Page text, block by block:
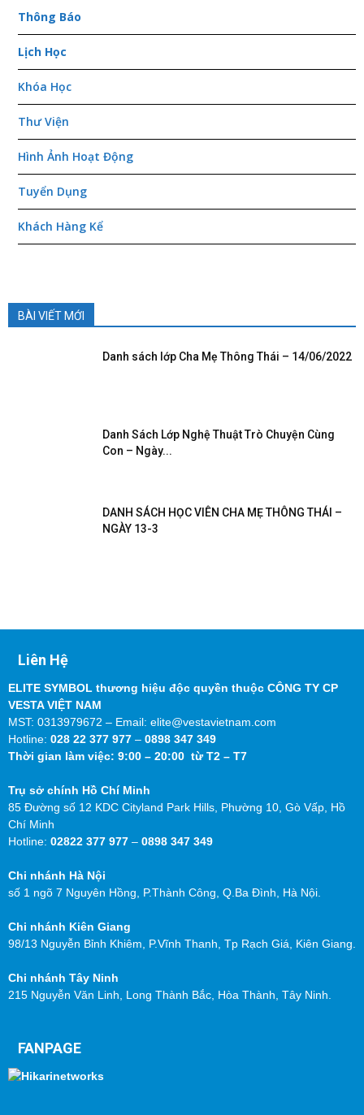
Thông Báo
Lịch Học
Khóa Học
Thư Viện
Hình Ảnh Hoạt Động
Tuyển Dụng
Khách Hàng Kể
BÀI VIẾT MỚI
Danh sách lớp Cha Mẹ Thông Thái – 14/06/2022
Danh Sách Lớp Nghệ Thuật Trò Chuyện Cùng
Con – Ngày...
DANH SÁCH HỌC VIÊN CHA MẸ THÔNG THÁI –
NGÀY 13-3
Liên Hệ
ELITE SYMBOL thương hiệu độc quyền thuộc CÔNG TY CP
VESTA VIỆT NAM
MST: 0313979672 – Email: elite@vestavietnam.com
Hotline: 028 22 377 977 – 0898 347 349
Thời gian làm việc: 9:00 – 20:00 từ T2 – T7
Trụ sở chính Hồ Chí Minh
85 Đường số 12 KDC Cityland Park Hills, Phường 10, Gò Vấp, Hồ
Chí Minh
Hotline: 02822 377 977 – 0898 347 349
Chi nhánh Hà Nội
số 1 ngõ 7 Nguyên Hồng, P.Thành Công, Q.Ba Đình, Hà Nội.
Chi nhánh Kiên Giang
98/13 Nguyễn Bỉnh Khiêm, P.Vĩnh Thanh, Tp Rạch Giá, Kiên Giang.
Chi nhánh Tây Ninh
215 Nguyễn Văn Linh, Long Thành Bắc, Hòa Thành, Tây Ninh.
FANPAGE